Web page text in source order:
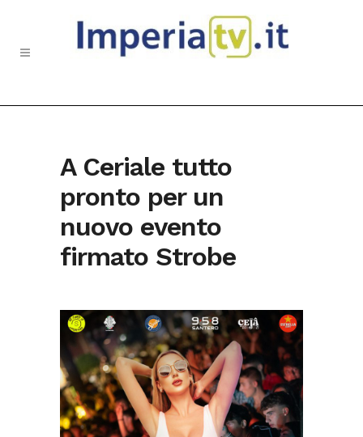
A Ceriale tutto
pronto per un
nuovo evento
firmato Strobe